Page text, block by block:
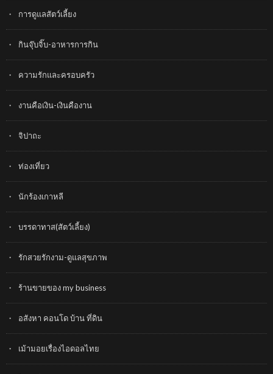
การดูแลสัตว์เลี้ยง
กินจุ๊บจิ๊บ-อาหารการกิน
ความรักและครอบครัว
งานคือเงิน-เงินคืองาน
จิปาถะ
ท่องเที่ยว
นักร้องเกาหลี
บรรดาทาส(สัตว์เลี้ยง)
รักสวยรักงาม-ดูแลสุขภาพ
ร้านขายของ my business
อสังหา คอนโด บ้าน ที่ดิน
เม้ามอยเรื่องไอดอลไทย